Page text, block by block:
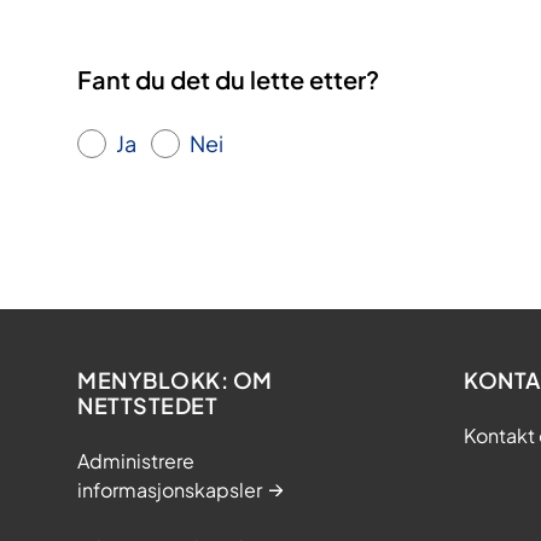
Fant du det du lette etter?
Ja Nei
MENYBLOKK: OM
NETTSTEDET
Administrere
informasjonskapsler
Kontakt